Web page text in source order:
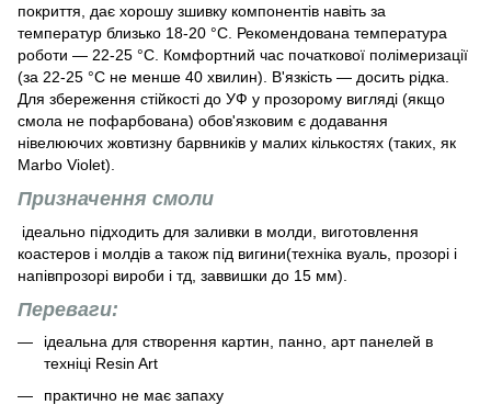
покриття, дає хорошу зшивку компонентів навіть за
температур близько 18-20 °С. Рекомендована температура
роботи — 22-25 °С. Комфортний час початкової полімеризації
(за 22-25 °С не менше 40 хвилин). В'язкість — досить рідка.
Для збереження стійкості до УФ у прозорому вигляді (якщо
смола не пофарбована) обов'язковим є додавання
нівелюючих жовтизну барвників у малих кількостях (таких, як
Marbo Violet).
Призначення смоли
ідеально підходить для заливки в молди, виготовлення
коастеров і молдів а також під вигини(техніка вуаль, прозорі і
напівпрозорі вироби і тд, заввишки до 15 мм).
Переваги:
ідеальна для створення картин, панно, арт панелей в
техніці Resin Art
практично не має запаху